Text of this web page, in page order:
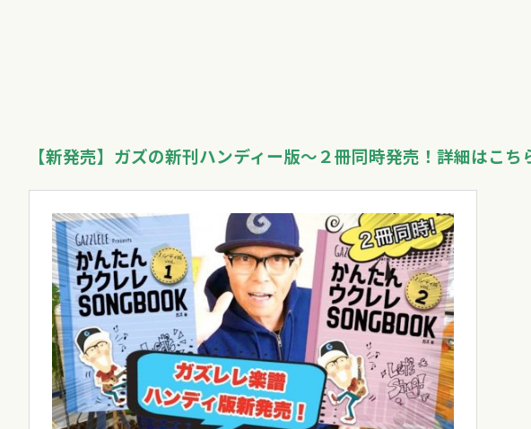
【新発売】ガズの新刊ハンディー版〜２冊同時発売！詳細はこ